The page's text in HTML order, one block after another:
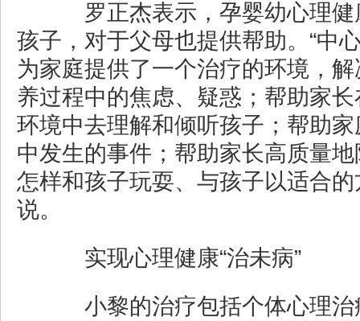
罗正杰表示，孕婴幼心理健
孩子，对于父母也提供帮助。“中
为家庭提供了一个治疗的环境，
养过程中的焦虑、疑惑；帮助家
环境中去理解和倾听孩子；帮助
中发生的事件；帮助家长高质量
怎样和孩子玩耍、与孩子以适合的
说。
实现心理健康“治未病”
小黎的治疗包括个体心理治